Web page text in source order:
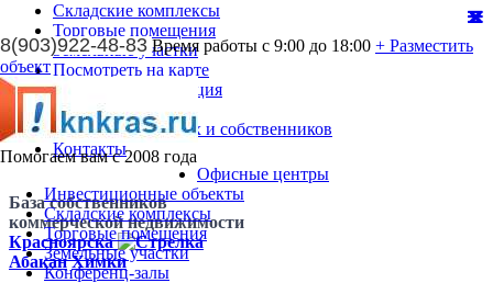
8(903)922-48-83 Время работы с 9:00 до 18:00 + Разместить
объект
Помогаем вам с 2008 года
Офисные центры
Инвестиционные объекты
Складские комплексы
Торговые помещения
Земельные участки
Конференц-залы
Складские комплексы
Торговые помещения
Земельные участки
Посмотреть на карте
Полезная информация
Аналитика рынка
Клуб управляющих и собственников
Контакты
База собственников
коммерческой недвижимости
Красноярска
Абакан Химки